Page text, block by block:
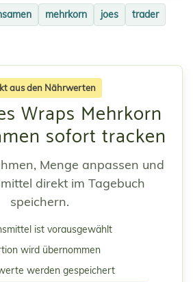
mehrkorn joes
trader
aus den Nährwerten
Wraps Mehrkorn
sofort tracken
Menge anpassen und
direkt im Tagebuch
speichern.
ist vorausgewählt
wird übernommen
werden gespeichert